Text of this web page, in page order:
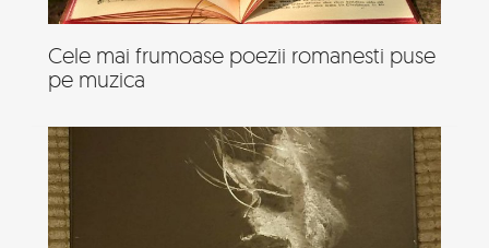
Cele mai frumoase poezii romanesti puse
pe muzica